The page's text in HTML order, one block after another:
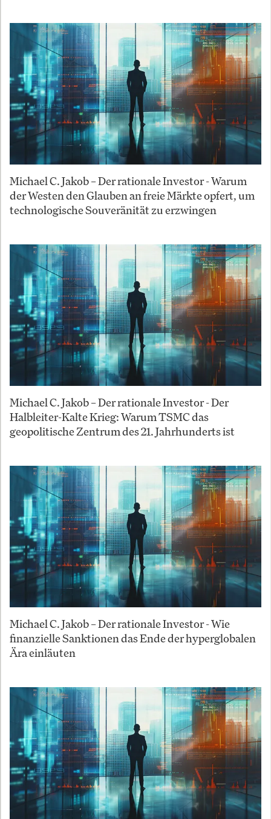
Michael C. Jakob – Der rationale Investor - Warum
der Westen den Glauben an freie Märkte opfert, um
technologische Souveränität zu erzwingen
Michael C. Jakob – Der rationale Investor - Der
Halbleiter-Kalte Krieg: Warum TSMC das
geopolitische Zentrum des 21. Jahrhunderts ist
Michael C. Jakob – Der rationale Investor - Wie
finanzielle Sanktionen das Ende der hyperglobalen
Ära einläuten